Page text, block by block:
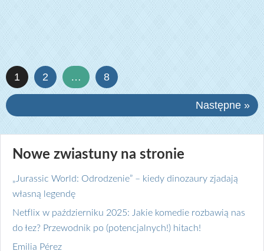
1 2 … 8
Następne »
Nowe zwiastuny na stronie
„Jurassic World: Odrodzenie” – kiedy dinozaury zjadają
własną legendę
Netflix w październiku 2025: Jakie komedie rozbawią nas
do łez? Przewodnik po (potencjalnych!) hitach!
Emilia Pérez